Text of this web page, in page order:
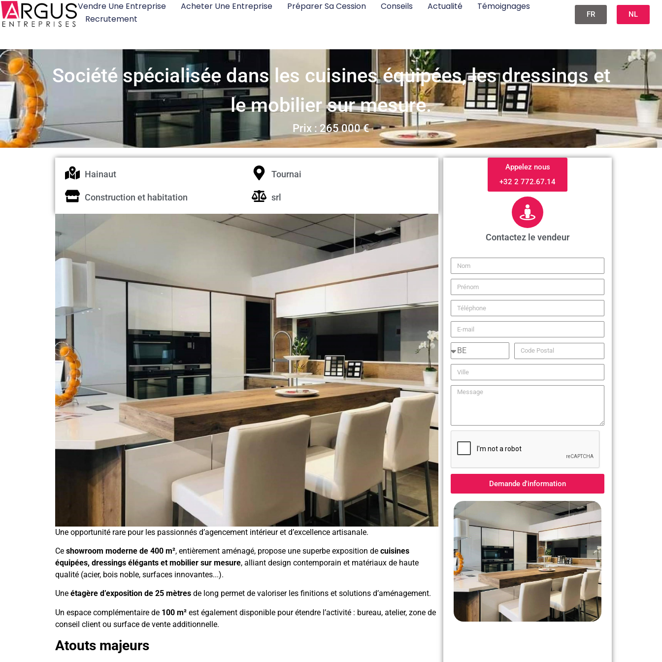
Vendre Une Entreprise Acheter Une Entreprise Préparer Sa Cession Conseils Actualité
Témoignages
Recrutement
FR NL
Société spécialisée dans les cuisines équipées, les dressings et
le mobilier sur mesure.
Prix : 265 000 €
Hainaut Tournai
Construction et habitation srl
Une opportunité rare pour les passionnés d’agencement intérieur et d’excellence artisanale.
Ce showroom moderne de 400 m², entièrement aménagé, propose une superbe exposition de cuisines
équipées, dressings élégants et mobilier sur mesure, alliant design contemporain et matériaux de haute
qualité (acier, bois noble, surfaces innovantes...).
Une étagère d’exposition de 25 mètres de long permet de valoriser les finitions et solutions d’aménagement.
Un espace complémentaire de 100 m² est également disponible pour étendre l’activité : bureau, atelier, zone de
conseil client ou surface de vente additionnelle.
Atouts majeurs
Appelez nous
+32 2 772.67.14
Contactez le vendeur
Demande d'information